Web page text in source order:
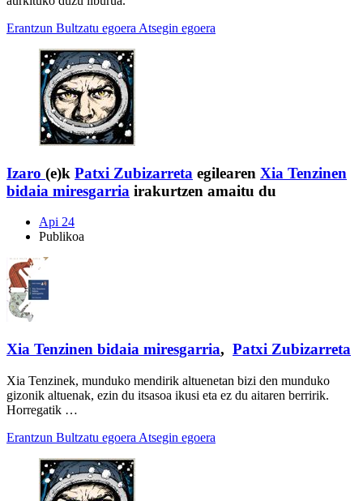
Erantzun Bultzatu egoera Atsegin egoera
Izaro (e)k Patxi Zubizarreta egilearen Xia Tenzinen
bidaia miresgarria irakurtzen amaitu du
Api 24
Publikoa
Xia Tenzinen bidaia miresgarria, Patxi Zubizarreta
Xia Tenzinek, munduko mendirik altuenetan bizi den munduko
gizonik altuenak, ezin du itsasoa ikusi eta ez du aitaren berririk.
Horregatik …
Erantzun Bultzatu egoera Atsegin egoera